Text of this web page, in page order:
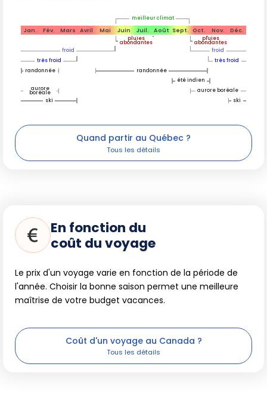
meilleur climat
Jan. Fév. Mars Avril Mai Juin Juil. Août Sept. Oct. Nov. Déc.
pluies
abondantes
pluies
abondantes
froid
froid
très froid
très froid
randonnée
randonnée
été indien
aurore
boréale
aurore boréale
ski
ski
Quand partir au Québec ?
En fonction du
coût du voyage
Le prix d'un voyage varie en fonction de la période de
l'année. Choisir la bonne saison permet une meilleure
maîtrise de votre budget vacances.
Coût d'un voyage au Canada ?